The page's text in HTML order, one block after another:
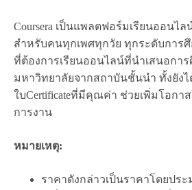
Coursera เป็นแพลตฟอร์มเรียนออนไล
สำหรับคนทุกเพศทุกวัย ทุกระดับการ
ที่ต้องการเรียนออนไลน์ที่นำเสนอกา
มหาวิทยาลัยจากสถาบันชั้นนำ ทั้งยังไ
ใบCertificateที่มีคุณค่า ช่วยเพิ่มโอกา
การงาน
หมายเหตุ:
ราคาดังกล่าวเป็นราคาโดยปร